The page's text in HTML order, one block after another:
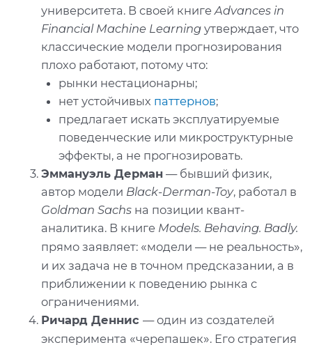
университета. В своей книгеAdvances in
Financial Machine Learning утверждает, что
классические модели прогнозирования
плохо работают, потому что:
рынки нестационарны;
нет устойчивых паттернов;
предлагает искать эксплуатируемые
поведенческие или микроструктурные
эффекты, а не прогнозировать.
Эммануэль Дерман — бывший физик,
автор модели Black-Derman-Toy, работал в
Goldman Sachs на позиции квант-
аналитика. В книге Models. Behaving. Badly.
прямо заявляет: «модели — не реальность»,
и их задача не в точном предсказании, а в
приближении к поведению рынка с
ограничениями.
Ричард Деннис— один из создателей
эксперимента «черепашек». Его стратегия